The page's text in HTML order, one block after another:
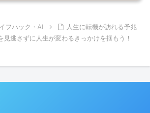
フハック・AI
人生に転機が訪れる予兆
見逃さずに人生が変わるきっかけを掴もう！